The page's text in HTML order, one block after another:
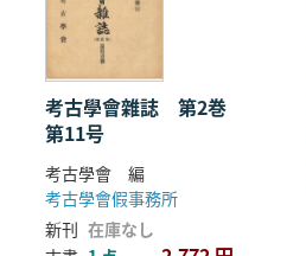
考古學會雜誌 第2巻
第11号
考古學會 編
考古學會假事務所
新刊 在庫なし